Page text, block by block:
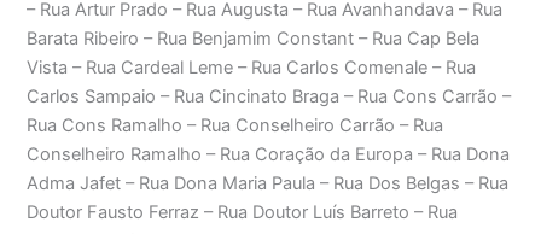
– Rua Artur Prado – Rua Augusta – Rua Avanhandava – Rua
Barata Ribeiro – Rua Benjamim Constant – Rua Cap Bela
Vista – Rua Cardeal Leme – Rua Carlos Comenale – Rua
Carlos Sampaio – Rua Cincinato Braga – Rua Cons Carrão –
Rua Cons Ramalho – Rua Conselheiro Carrão – Rua
Conselheiro Ramalho – Rua Coração da Europa – Rua Dona
Adma Jafet – Rua Dona Maria Paula – Rua Dos Belgas – Rua
Doutor Fausto Ferraz – Rua Doutor Luís Barreto – Rua